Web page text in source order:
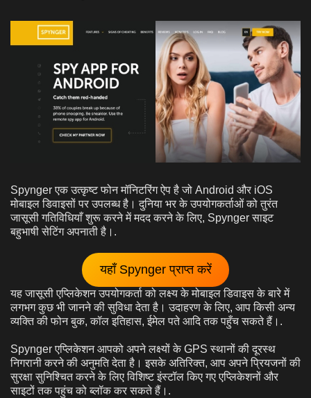
Spynger एक उत्कृष्ट फोन मॉनिटरिंग ऐप है जो Android और iOS
मोबाइल डिवाइसों पर उपलब्ध है। दुनिया भर के उपयोगकर्ताओं को तुरंत
जासूसी गतिविधियाँ शुरू करने में मदद करने के लिए, Spynger साइट
बहुभाषी सेटिंग अपनाती है।.
यहाँ Spynger प्राप्त करें
यह जासूसी एप्लिकेशन उपयोगकर्ता को लक्ष्य के मोबाइल डिवाइस के बारे में
लगभग कुछ भी जानने की सुविधा देता है। उदाहरण के लिए, आप किसी अन्य
व्यक्ति की फोन बुक, कॉल इतिहास, ईमेल पते आदि तक पहुँच सकते हैं।.
Spynger एप्लिकेशन आपको अपने लक्ष्यों के GPS स्थानों की दूरस्थ
निगरानी करने की अनुमति देता है। इसके अतिरिक्त, आप अपने प्रियजनों की
सुरक्षा सुनिश्चित करने के लिए विशिष्ट इंस्टॉल किए गए एप्लिकेशनों और
साइटों तक पहुंच को ब्लॉक कर सकते हैं।.